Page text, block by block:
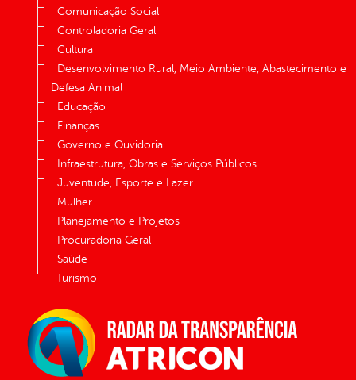
Comunicação Social
Controladoria Geral
Cultura
Desenvolvimento Rural, Meio Ambiente, Abastecimento e
Defesa Animal
Educação
Finanças
Governo e Ouvidoria
Infraestrutura, Obras e Serviços Públicos
Juventude, Esporte e Lazer
Mulher
Planejamento e Projetos
Procuradoria Geral
Saúde
Turismo